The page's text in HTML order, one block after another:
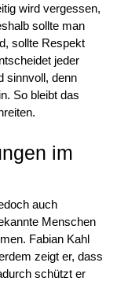
wird vergessen,
sollte man
sollte Respekt
jeder
sinnvoll, denn
So bleibt das
im
auch
Menschen
Fabian Kahl
zeigt er, dass
schützt er